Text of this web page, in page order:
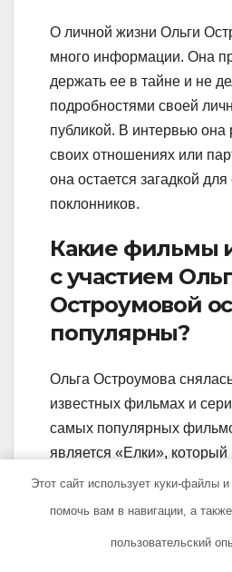
О личной жизни Ольги
много информации. Она
держать ее в тайне и не
подробностями своей
публикой. В интервью она
своих отношениях или
она остается загадкой для
поклонников.
Какие фильмы
с участием
Остроумовой
популярны?
Ольга Остроумова
известных фильмах и
самых популярных
является «Елки»,
признание и был
кобры», «Бригада» и
активно работает в театре
Этот сайт использует куки-файлы
помочь вам в навигации, а
пользовательский